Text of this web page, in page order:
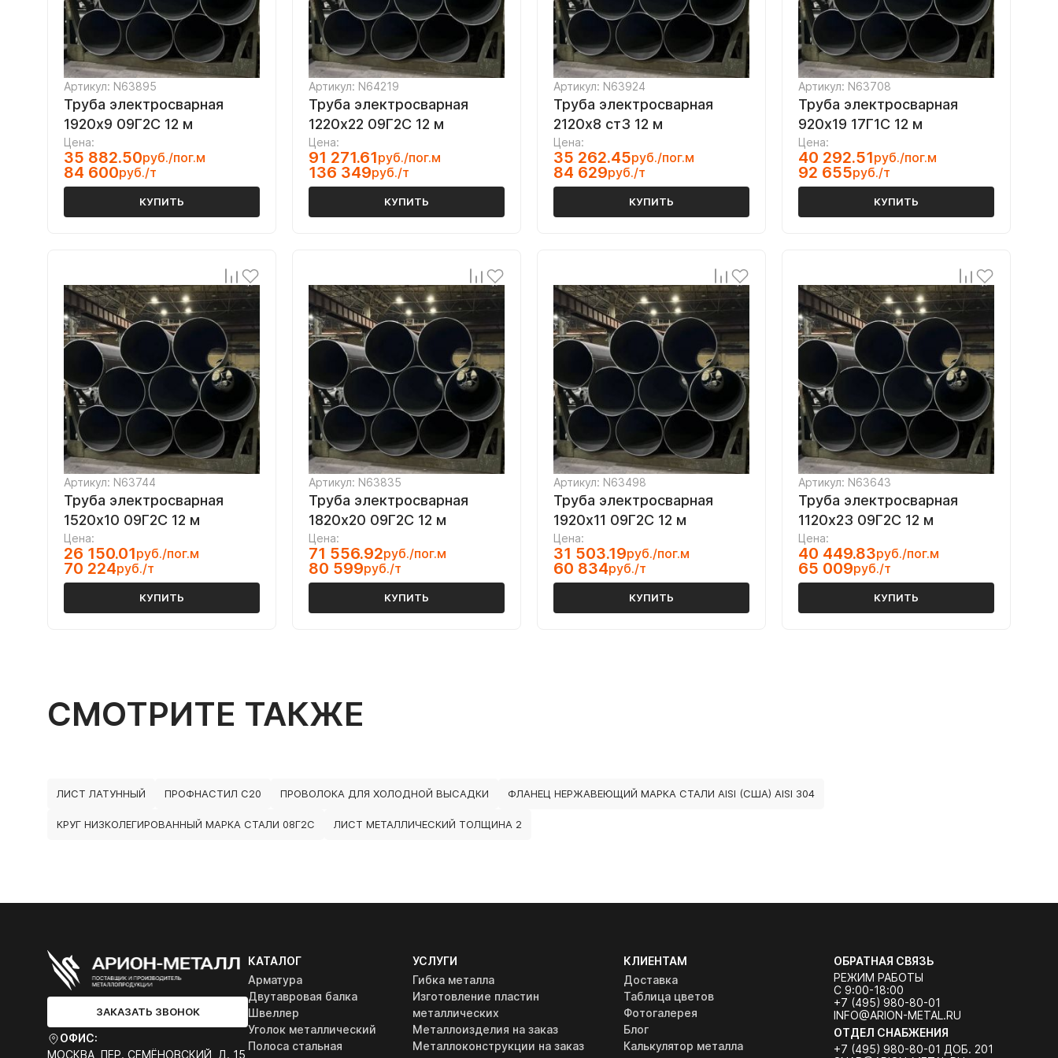
Артикул: N63895
Труба электросварная
1920х9 09Г2С 12 м
Цена:
35 882.50руб./пог.м
84 600руб./т
КУПИТЬ
Артикул: N64219
Труба электросварная
1220х22 09Г2С 12 м
Цена:
91 271.61руб./пог.м
136 349руб./т
КУПИТЬ
Артикул: N63924
Труба электросварная
2120х8 ст3 12 м
Цена:
35 262.45руб./пог.м
84 629руб./т
КУПИТЬ
Артикул: N63708
Труба электросварная
920х19 17Г1С 12 м
Цена:
40 292.51руб./пог.м
92 655руб./т
КУПИТЬ
Артикул: N63744
Труба электросварная
1520х10 09Г2С 12 м
Цена:
26 150.01руб./пог.м
70 224руб./т
КУПИТЬ
Артикул: N63835
Труба электросварная
1820х20 09Г2С 12 м
Цена:
71 556.92руб./пог.м
80 599руб./т
КУПИТЬ
Артикул: N63498
Труба электросварная
1920х11 09Г2С 12 м
Цена:
31 503.19руб./пог.м
60 834руб./т
КУПИТЬ
Артикул: N63643
Труба электросварная
1120х23 09Г2С 12 м
Цена:
40 449.83руб./пог.м
65 009руб./т
КУПИТЬ
СМОТРИТЕ ТАКЖЕ
ЛИСТ ЛАТУННЫЙ ПРОФНАСТИЛ С20 ПРОВОЛОКА ДЛЯ ХОЛОДНОЙ ВЫСАДКИ ФЛАНЕЦ НЕРЖАВЕЮЩИЙ МАРКА СТАЛИ AISI (США) AISI 304
КРУГ НИЗКОЛЕГИРОВАННЫЙ МАРКА СТАЛИ 08Г2С ЛИСТ МЕТАЛЛИЧЕСКИЙ ТОЛЩИНА 2
ЗАКАЗАТЬ ЗВОНОК
ОФИС:
МОСКВА, ПЕР. СЕМЁНОВСКИЙ, Д. 15
КАТАЛОГ
Арматура
Двутавровая балка
Швеллер
Уголок металлический
Полоса стальная
УСЛУГИ
Гибка металла
Изготовление пластин
металлических
Металлоизделия на заказ
Металлоконструкции на заказ
КЛИЕНТАМ
Доставка
Таблица цветов
Фотогалерея
Блог
Калькулятор металла
ОБРАТНАЯ СВЯЗЬ
РЕЖИМ РАБОТЫ
С 9:00-18:00
+7 (495) 980-80-01
INFO@ARION-METAL.RU
ОТДЕЛ СНАБЖЕНИЯ
+7 (495) 980-80-01 ДОБ. 201